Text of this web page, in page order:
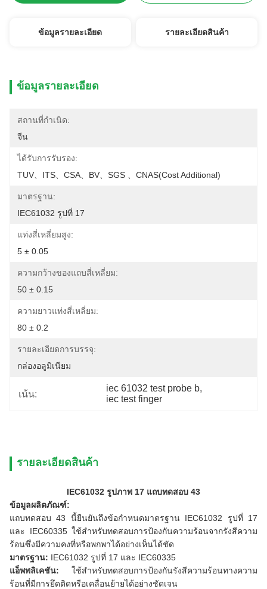
ข้อมูลรายละเอียด รายละเอียดสินค้า
ข้อมูลรายละเอียด
สถานที่กำเนิด:
จีน
ได้รับการรับรอง:
TUV、ITS、CSA、BV、SGS 、CNAS(cost Additional)
มาตรฐาน:
IEC61032 รูปที่ 17
แท่งสี่เหลี่ยมสูง:
5 ± 0.05
ความกว้างของแถบสี่เหลี่ยม:
50 ± 0.15
ความยาวแท่งสี่เหลี่ยม:
80 ± 0.2
รายละเอียดการบรรจุ:
กล่องอลูมิเนียม
เน้น:
iec 61032 test probe b,
iec test finger
รายละเอียดสินค้า
IEC61032 รูปภาพ 17 แถบทดสอบ 43
ข้อมูลผลิตภัณฑ์:
แถบทดสอบ 43 นี้ยืนยันถึงข้อกำหนดมาตรฐาน IEC61032 รูปที่ 17
และ IEC60335 ใช้สำหรับทดสอบการป้องกันความร้อนจากรังสีความ
ร้อนซึ่งมีความคงที่หรือพกพาได้อย่างเห็นได้ชัด
มาตรฐาน: IEC61032 รูปที่ 17 และ IEC60335
แอ็พพลิเคชัน: ใช้สำหรับทดสอบการป้องกันรังสีความร้อนทางความ
ร้อนที่มีการยึดติดหรือเคลื่อนย้ายได้อย่างชัดเจน